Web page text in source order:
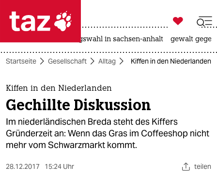
 taz zahl ich
taz zahl ich
themen
politik
öko

taz zahl ich
landtagswahl in sachsen-anhalt gewalt
Startseite Gesellschaft Alltag Kiffen in den Niederlanden:
Kiffen in den Niederlanden
Gechillte Diskussion
Im niederländischen Breda steht des Kiffers
Gründerzeit an: Wenn das Gras im Coffeeshop nicht
mehr vom Schwarzmarkt kommt.
28.12.2017 15:24 Uhr teilen